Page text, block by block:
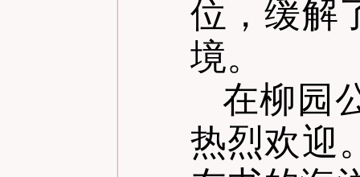
位，缓解
境。
在柳园
热烈欢迎